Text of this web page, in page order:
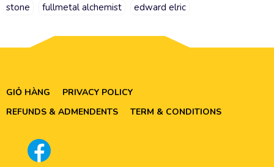
stone
fullmetal alchemist edward elric
GIỎ HÀNG
PRIVACY POLICY
REFUNDS & ADMENDENTS
TERM & CONDITIONS